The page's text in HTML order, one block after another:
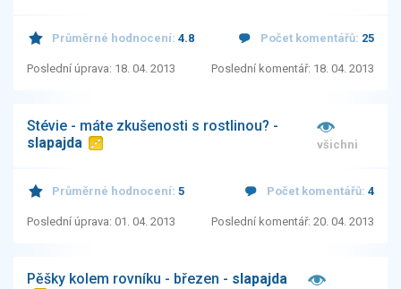
Průměrné hodnocení: 4.8 Počet komentářů: 25
Poslední úprava: 18. 04. 2013 Poslední komentář: 18. 04. 2013
Stévie - máte zkušenosti s rostlinou? -
slapajda
všichni
Průměrné hodnocení: 5 Počet komentářů: 4
Poslední úprava: 01. 04. 2013 Poslední komentář: 20. 04. 2013
Pěšky kolem rovníku - březen - slapajda